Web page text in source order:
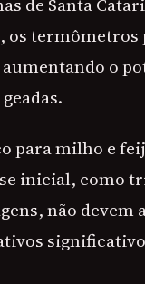
os termômetros
aumentando o
para milho e
inicial, como
não devem